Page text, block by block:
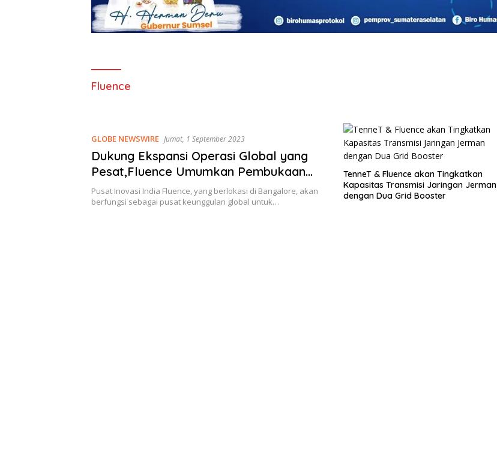
Fluence
GLOBE NEWSWIRE Jumat, 1 September 2023
Dukung Ekspansi Operasi Global yang
Pesat,Fluence Umumkan Pembukaan
Pusat Inovasi India
Pusat Inovasi India Fluence, yang berlokasi di Bangalore, akan
berfungsi sebagai pusat keunggulan global untuk…
TenneT & Fluence akan Tingkatkan
Kapasitas Transmisi Jaringan Jerman
dengan Dua Grid Booster